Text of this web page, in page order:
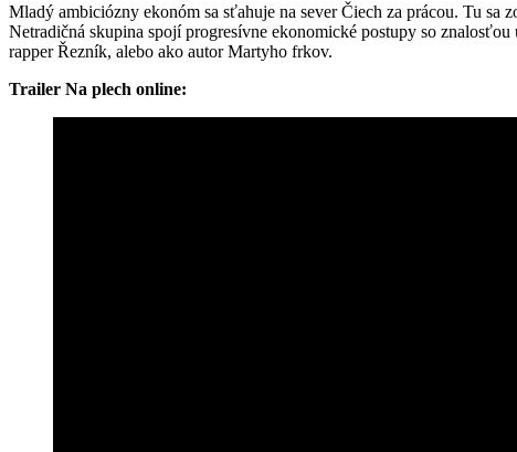
Mladý ambiciózny ekonóm sa sťahuje na sever Čiech za prácou. Tu
Netradičná skupina spojí progresívne ekonomické postupy so
rapper Řezník, alebo ako autor Martyho frkov.
Trailer Na plech online: